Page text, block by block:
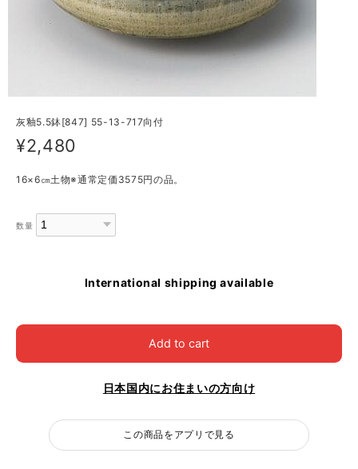
灰釉5.5鉢[847] 55-13-717向付
¥2,480
16×6㎝土物※通常定価3575円の品。
数量
International shipping available
Add to cart
日本国内にお住まいの方向け
この商品をアプリで見る